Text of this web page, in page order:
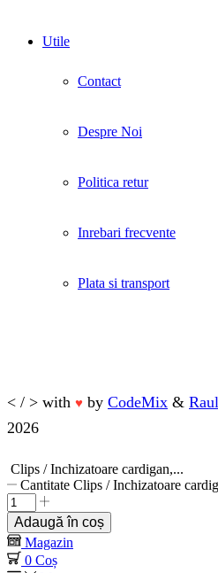
Utile
Contact
Despre Noi
Politica retur
Inrebari frecvente
Plata si transport
< / > with ♥ by CodeMix &
2026
Clips / Inchizatoare cardigan,...
Cantitate Clips / Inchizatoare
Adaugă în coș
Magazin
0 Coș